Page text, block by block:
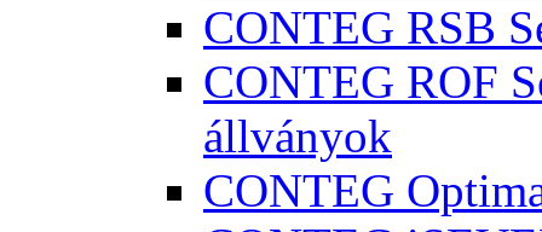
CONTEG RSB
CONTEG ROF
állványok
CONTEG